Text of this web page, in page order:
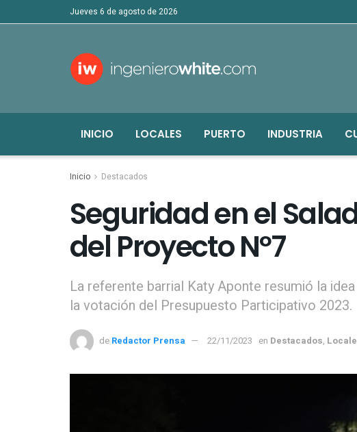
jueves 6 de agosto de 2026
INICIO LOCALES PUERTO INDUSTRIA
Inicio Destacados
Seguridad en el
del Proyecto Nº7
La referente barrial Katy Aponte resumió la
la votación del Presupuesto Participativo 2023.
de Redactor Prensa 22/11/2023 en Destacados,